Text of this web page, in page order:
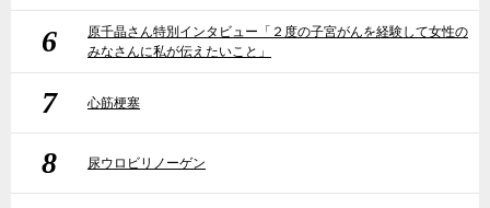
6
原千晶さん特別インタビュー「２度の子宮がんを経験して女性の
みなさんに私が伝えたいこと」
7 心筋梗塞
8 尿ウロビリノーゲン